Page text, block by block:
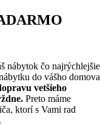
nábytok čo najrýchlejšie
do vášho domova
vetšieho
Preto máme
ktorí s Vami rad